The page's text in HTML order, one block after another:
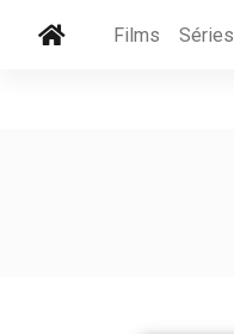
Films Séries